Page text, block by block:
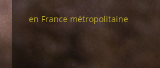
en France métropolitaine